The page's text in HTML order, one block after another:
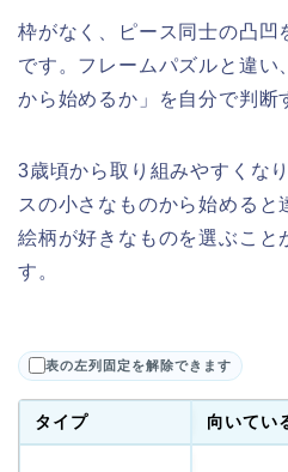
枠がなく、ピース同士の凸凹
です。フレームパズルと違い
から始めるか」を自分で判断
3歳頃から取り組みやすくな
スの小さなものから始めると
絵柄が好きなものを選ぶこと
す。
表の左列固定を解除できます
タイプ 向いてい